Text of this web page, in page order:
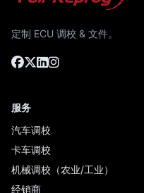
定制 ECU 调校 & 文件。
服务
汽车调校
卡车调校
机械调校（农业/工业）
经销商